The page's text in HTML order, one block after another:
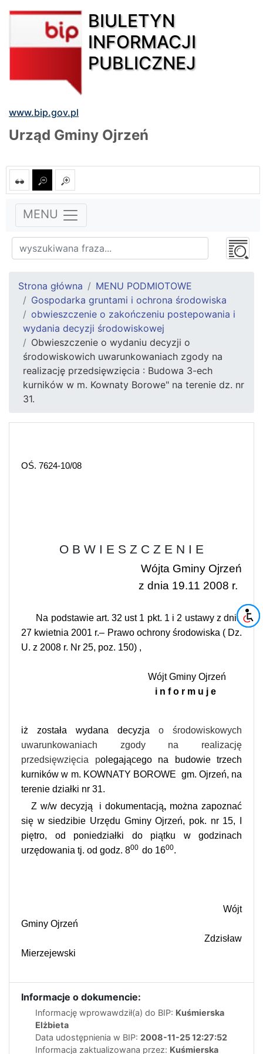
BIULETYN
INFORMACJI
PUBLICZNEJ
www.bip.gov.pl
Urząd Gminy Ojrzeń
MENU
Strona główna
MENU PODMIOTOWE
Gospodarka gruntami i ochrona środowiska
obwieszczenie o zakończeniu postepowania i
wydania decyzji środowiskowej
Obwieszczenie o wydaniu decyzji o
środowiskowich uwarunkowaniach zgody na
realizację przedsięwzięcia : Budowa 3-ech
kurników w m. Kownaty Borowe" na terenie dz. nr
31.
OŚ. 7624-10/08
O B W I E S Z C Z E N I E
Wójta Gminy Ojrzeń
z dnia 19.11 2008 r.
Na podstawie art. 32 ust 1 pkt. 1 i 2 ustawy z dnia
27 kwietnia 2001 r.– Prawo ochrony środowiska ( Dz.
U. z 2008 r. Nr 25, poz. 150) ,
Wójt Gminy Ojrzeń
i n f o r m u j e
iż została wydana decyzja o środowiskowych
uwarunkowaniach zgody na realizację
przedsięwzięcia polegającego na budowie trzech
kurników w m. KOWNATY BOROWE gm. Ojrzeń, na
terenie działki nr 31.
Z w/w decyzją i dokumentacją, można zapoznać
się w siedzibie Urzędu Gminy Ojrzeń, pok. nr 15, I
piętro, od poniedziałki do piątku w godzinach
urzędowania tj. od godz. 800 do 1600.
Wójt
Gminy Ojrzeń
Zdzisław
Mierzejewski
Informacje o dokumencie:
Informację wprowawdził(a) do BIP: Kuśmierska
Elżbieta
Data udostępnienia w BIP: 2008-11-25 12:27:52
Informacja zaktualizowana przez: Kuśmierska